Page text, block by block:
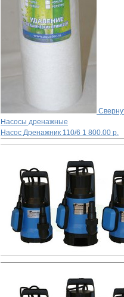
Насосы дренажные
Насос Дренажник 110/6 1 800.00 р.